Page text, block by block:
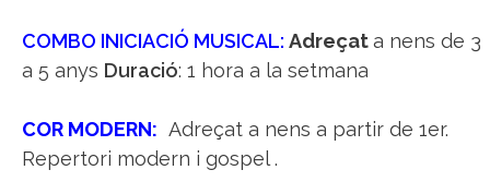
COMBO INICIACIÓ MUSICAL: Adreçata nens de 3
a 5 anys Duració: 1 hora a la setmana
COR MODERN: Adreçat a nens a partir de 1er.
Repertori modern i gospel .